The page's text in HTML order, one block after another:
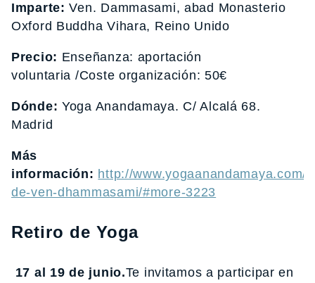
Imparte: Ven. Dammasami, abad Monasterio
Oxford Buddha Vihara, Reino Unido
Precio: Enseñanza: aportación
voluntaria /Coste organización: 50€
Dónde: Yoga Anandamaya. C/ Alcalá 68.
Madrid
Más
información: http://www.yogaanandamaya.com/
de-ven-dhammasami/#more-3223
Retiro de Yoga
17 al 19 de junio.Te invitamos a participar en